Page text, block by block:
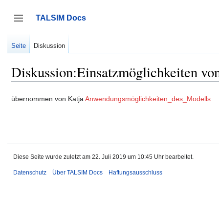
springen
Seitenleiste umschalten
TALSIM Docs
Seite Diskussion
Diskussion:Einsatzmöglichkeiten
übernommen von Katja Anwendungsmöglichkeiten_des_Modells
Diese Seite wurde zuletzt am 22. Juli 2019 um 10:45 Uhr bearbeitet.
Datenschutz Über TALSIM Docs Haftungsausschluss